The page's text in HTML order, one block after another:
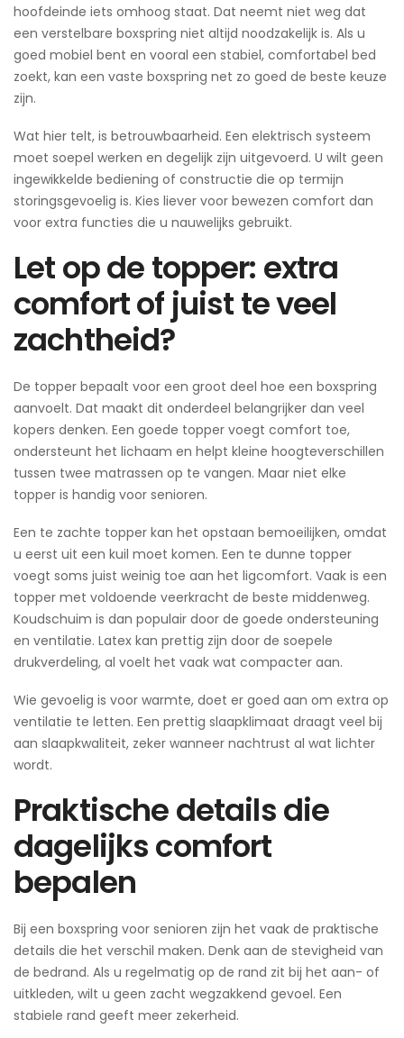
hoofdeinde iets omhoog staat. Dat neemt niet weg dat
een verstelbare boxspring niet altijd noodzakelijk is. Als u
goed mobiel bent en vooral een stabiel, comfortabel bed
zoekt, kan een vaste boxspring net zo goed de beste keuze
zijn.
Wat hier telt, is betrouwbaarheid. Een elektrisch systeem
moet soepel werken en degelijk zijn uitgevoerd. U wilt geen
ingewikkelde bediening of constructie die op termijn
storingsgevoelig is. Kies liever voor bewezen comfort dan
voor extra functies die u nauwelijks gebruikt.
Let op de topper: extra
comfort of juist te veel
zachtheid?
De topper bepaalt voor een groot deel hoe een boxspring
aanvoelt. Dat maakt dit onderdeel belangrijker dan veel
kopers denken. Een goede topper voegt comfort toe,
ondersteunt het lichaam en helpt kleine hoogteverschillen
tussen twee matrassen op te vangen. Maar niet elke
topper is handig voor senioren.
Een te zachte topper kan het opstaan bemoeilijken, omdat
u eerst uit een kuil moet komen. Een te dunne topper
voegt soms juist weinig toe aan het ligcomfort. Vaak is een
topper met voldoende veerkracht de beste middenweg.
Koudschuim is dan populair door de goede ondersteuning
en ventilatie. Latex kan prettig zijn door de soepele
drukverdeling, al voelt het vaak wat compacter aan.
Wie gevoelig is voor warmte, doet er goed aan om extra op
ventilatie te letten. Een prettig slaapklimaat draagt veel bij
aan slaapkwaliteit, zeker wanneer nachtrust al wat lichter
wordt.
Praktische details die
dagelijks comfort
bepalen
Bij een boxspring voor senioren zijn het vaak de praktische
details die het verschil maken. Denk aan de stevigheid van
de bedrand. Als u regelmatig op de rand zit bij het aan- of
uitkleden, wilt u geen zacht wegzakkend gevoel. Een
stabiele rand geeft meer zekerheid.